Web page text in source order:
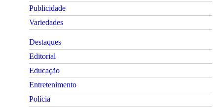
Publicidade
Variedades
Destaques
Editorial
Educação
Entretenimento
Polícia